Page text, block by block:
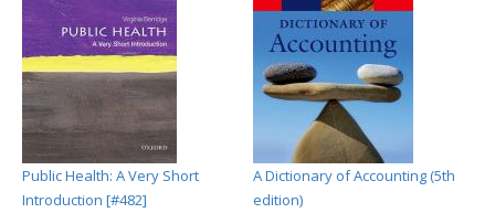
Public Health: A Very Short
Introduction [#482]
A Dictionary of Accounting (5th
edition)